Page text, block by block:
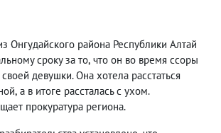
Онгудайского района Республики Алтай
сроку за то, что он во время ссоры
девушки. Она хотела расстаться
, а в итоге рассталась с ухом.
прокуратура региона.